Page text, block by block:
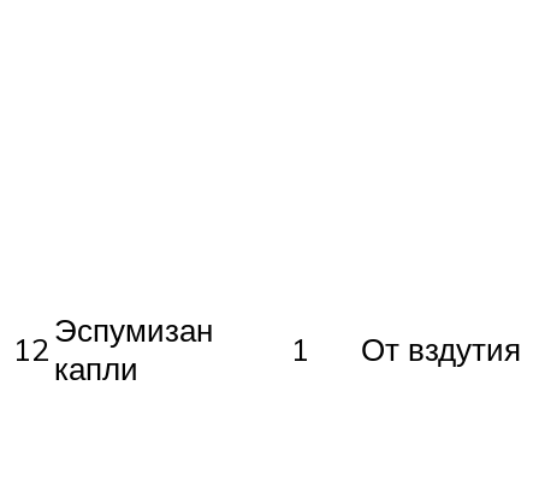
12Эспумизан
капли
1 От вздутия